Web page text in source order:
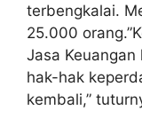
terbengkalai.
25.000
Jasa
hak-hak
kembali,”